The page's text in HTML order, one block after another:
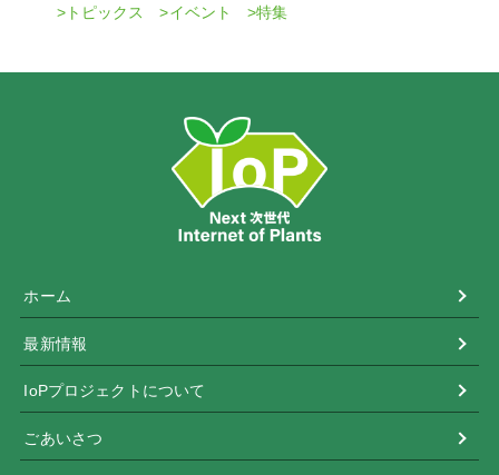
トピックス イベント 特集
ホーム
最新情報
IoPプロジェクトについて
ごあいさつ